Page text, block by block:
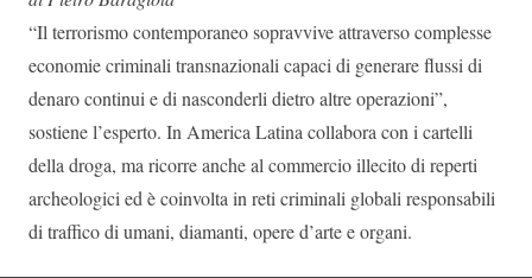
“Il terrorismo contemporaneo sopravvive attraverso complesse
economie criminali transnazionali capaci di generare flussi di
denaro continui e di nasconderli dietro altre operazioni”,
sostiene l’esperto. In America Latina collabora con i cartelli
della droga, ma ricorre anche al commercio illecito di reperti
archeologici ed è coinvolta in reti criminali globali responsabili
di traffico di umani, diamanti, opere d’arte e organi.